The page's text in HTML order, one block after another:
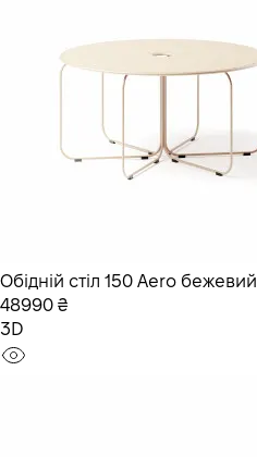
Обідній стіл 150 Aero бежевий
48990 ₴
3D